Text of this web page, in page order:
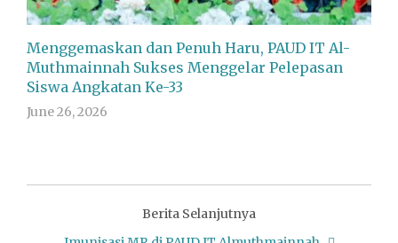
Menggemaskan dan Penuh Haru, PAUD IT Al-
Muthmainnah Sukses Menggelar Pelepasan
Siswa Angkatan Ke-33
June 26, 2026
Berita Selanjutnya